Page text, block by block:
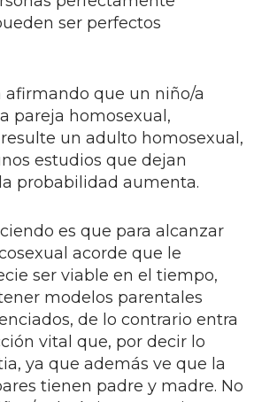
ser perfectos
afirmando que un niño/a
pareja homosexual,
un adulto homosexual,
estudios que dejan
probabilidad aumenta.
es que para alcanzar
acorde que le
ser viable en el tiempo,
modelos parentales
de lo contrario entra
vital que, por decir lo
ya que además ve que la
tienen padre y madre. No